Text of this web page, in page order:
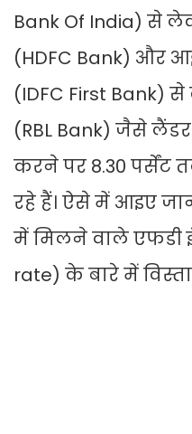
Bank Of India) से
(HDFC Bank) और
(IDFC First
(RBL Bank) जैसे
करने पर 8.30
रहे हैं। ऐसे में आइए
में मिलने वाले एफडी
rate) के बारे में